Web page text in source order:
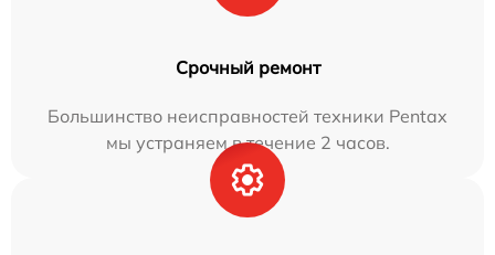
Срочный ремонт
Большинство неисправностей техники Pentax
мы устраняем в течение 2 часов.